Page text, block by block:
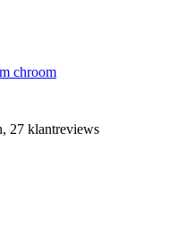
chroom
27 klantreviews